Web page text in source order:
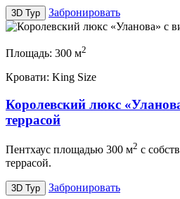
3D Тур Забронировать
Площадь: 300 м2
Кровати: King Size
Королевский люкс
террасой
Пентхаус площадью 300 м2 с
террасой.
3D Тур Забронировать